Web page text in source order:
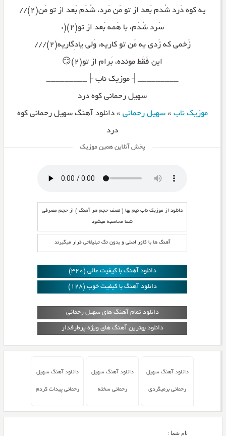
یه کوه دَرد شُدم بَعد از تو مَن مَرد، شُدَم بَعد از تو مَن(۲)//
سَرد شُدَم، با هَمه بَعد از تو(۲)(:
زَخمی که زَدی به مَن تو کاریه، وَلی یادِگاریه(۲)///
این فَقَط مونده، بَرام از تو(۲)😏
_________┤ موزیک ناب ├_________
سهیل رحمانی کوه درد
موزیک ناب »سهیل رحمانی »دانلود آهنگ سهیل رحمانی کوه
درد
پخش آنلاین همین موزیک
دانلود از موزیک ناب نیم بها ( نصف حجم هر آهنگ ) از حجم مصرفی
شما محاسبه میشود
آهنگ ها با کاور اصلی و بدون تگ تبلیغاتی قرار میگیرند
دانلود آهنگ با کیفیت عالی (320)
دانلود آهنگ با کیفیت خوب (128)
دانلود تمام آهنگ های سهیل رحمانی
دانلود بهترین آهنگ های ویژه پرطرفدار
دانلود آهنگ سهیل
رحمانی برمیگردی
دانلود آهنگ سهیل
رحمانی سخته
دانلود آهنگ سهیل
رحمانی پیدات کردم
نام شما :